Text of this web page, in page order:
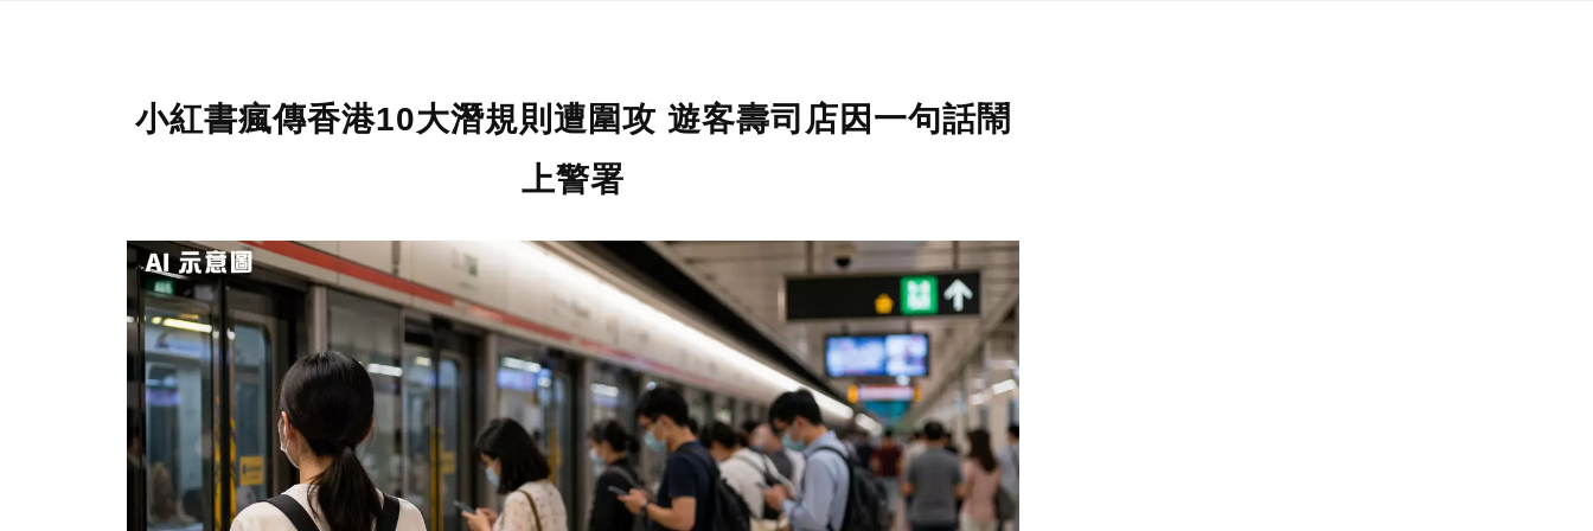
小紅書瘋傳香港10大潛規則遭圍攻 遊客壽司店因一句話鬧
上警署